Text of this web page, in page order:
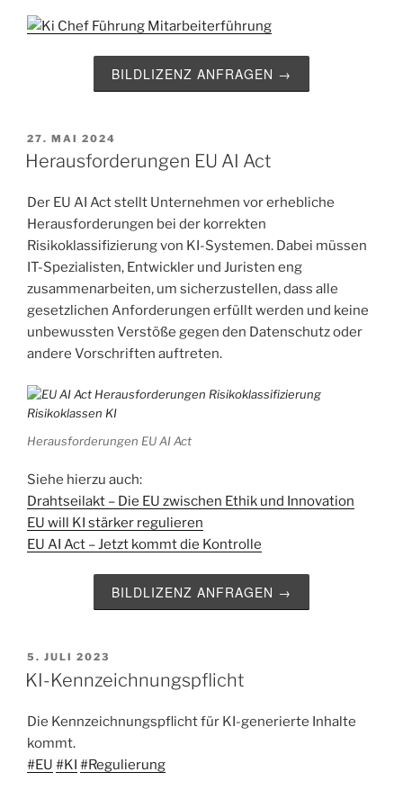
BILDLIZENZ ANFRAGEN →
VERÖFFENTLICHT
AM
27. MAI 2024
Herausforderungen EU AI Act
Der EU AI Act stellt Unternehmen vor erhebliche
Herausforderungen bei der korrekten
Risikoklassifizierung von KI-Systemen. Dabei müssen
IT-Spezialisten, Entwickler und Juristen eng
zusammenarbeiten, um sicherzustellen, dass alle
gesetzlichen Anforderungen erfüllt werden und keine
unbewussten Verstöße gegen den Datenschutz oder
andere Vorschriften auftreten.
Herausforderungen EU AI Act
Siehe hierzu auch:
Drahtseilakt – Die EU zwischen Ethik und Innovation
EU will KI stärker regulieren
EU AI Act – Jetzt kommt die Kontrolle
BILDLIZENZ ANFRAGEN →
VERÖFFENTLICHT
AM
5. JULI 2023
KI-Kennzeichnungspflicht
Die Kennzeichnungspflicht für KI-generierte Inhalte
kommt.
#EU #KI #Regulierung